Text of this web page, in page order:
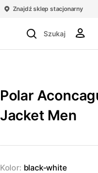
Znajdź sklep stacjonarny
Polar
Jacket Men
Kolor: black-white